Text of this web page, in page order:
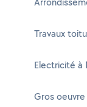
Travaux
Electricité à
Gros